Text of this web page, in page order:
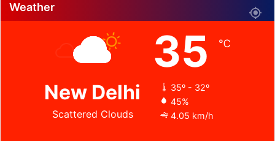
Weather
New Delhi
Scattered Clouds
35 ℃
35º - 32º
45%
4.05 km/h